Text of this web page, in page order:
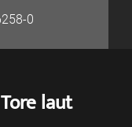
0
laut